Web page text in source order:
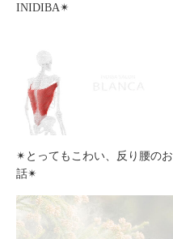
INIDIBA✴︎
✴︎とってもこわい、反り腰のお
話✴︎